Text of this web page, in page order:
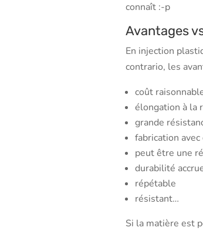
connaît :-p
Avantages
En injection
contrario, les
coût
élongation à la
grande
fabrication
peut être une
durabilité
répétable
résistant…
Si la matière est